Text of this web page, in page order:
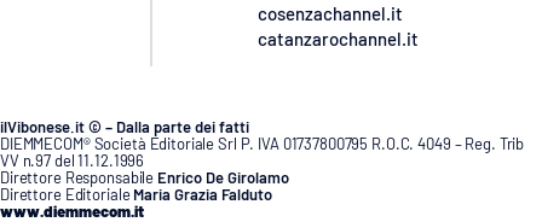
cosenzachannel.it
catanzarochannel.it
ilVibonese.it © – Dalla parte dei fatti
DIEMMECOM® Società Editoriale Srl P. IVA 01737800795 R.O.C. 4049 – Reg. Trib
VV n.97 del 11.12.1996
Direttore Responsabile Enrico De Girolamo
Direttore Editoriale Maria Grazia Falduto
www.diemmecom.it